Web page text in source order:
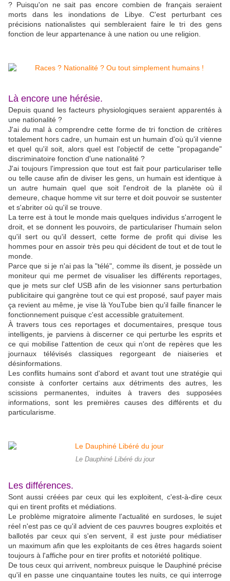
? Puisqu'on ne sait pas encore combien de français seraient
morts dans les inondations de Libye. C'est perturbant ces
précisions nationalistes qui sembleraient faire le tri des gens
fonction de leur appartenance à une nation ou une religion.
Là encore une hérésie.
Depuis quand les facteurs physiologiques seraient apparentés à
une nationalité ?
J'ai du mal à comprendre cette forme de tri fonction de critères
totalement hors cadre, un humain est un humain d'où qu'il vienne
et quel qu'il soit, alors quel est l'objectif de cette "propagande"
discriminatoire fonction d'une nationalité ?
J'ai toujours l'impression que tout est fait pour particulariser telle
ou telle cause afin de diviser les gens, un humain est identique à
un autre humain quel que soit l'endroit de la planète où il
demeure, chaque homme vit sur terre et doit pouvoir se sustenter
et s'abriter où qu'il se trouve.
La terre est à tout le monde mais quelques individus s'arrogent le
droit, et se donnent les pouvoirs, de particulariser l'humain selon
qu'il sert ou qu'il dessert, cette forme de profit qui divise les
hommes pour en assoir très peu qui décident de tout et de tout le
monde.
Parce que si je n'ai pas la "télé", comme ils disent, je possède un
moniteur qui me permet de visualiser les différents reportages,
que je mets sur clef USB afin de les visionner sans perturbation
publicitaire qui gangrène tout ce qui est proposé, sauf payer mais
ça revient au même, je vise là YouTube bien qu'il faille financer le
fonctionnement puisque c'est accessible gratuitement.
À travers tous ces reportages et documentaires, presque tous
intelligents, je parviens à discerner ce qui perturbe les esprits et
ce qui mobilise l'attention de ceux qui n'ont de repères que les
journaux télévisés classiques regorgeant de niaiseries et
désinformations.
Les conflits humains sont d'abord et avant tout une stratégie qui
consiste à conforter certains aux détriments des autres, les
scissions permanentes, induites à travers des supposées
informations, sont les premières causes des différents et du
particularisme.
Le Dauphiné Libéré du jour
Les différences.
Sont aussi créées par ceux qui les exploitent, c'est-à-dire ceux
qui en tirent profits et médiations.
Le problème migratoire alimente l'actualité en surdoses, le sujet
réel n'est pas ce qu'il advient de ces pauvres bougres exploités et
ballotés par ceux qui s'en servent, il est juste pour médiatiser
un maximum afin que les exploitants de ces êtres hagards soient
toujours à l'affiche pour en tirer profits et notoriété politique.
De tous ceux qui arrivent, nombreux puisque le Dauphiné précise
qu'il en passe une cinquantaine toutes les nuits, ce qui interroge